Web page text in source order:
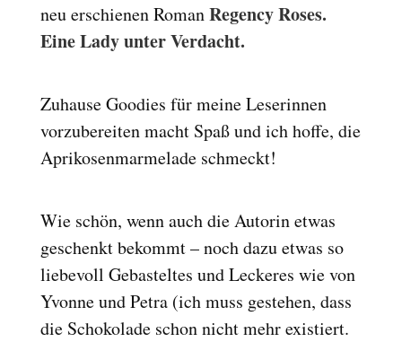
neu erschienen RomanRegency Roses.
Eine Lady unter Verdacht.
Zuhause Goodies für meine Leserinnen
vorzubereiten macht Spaß und ich hoffe, die
Aprikosenmarmelade schmeckt!
Wie schön, wenn auch die Autorin etwas
geschenkt bekommt – noch dazu etwas so
liebevoll Gebasteltes und Leckeres wie von
Yvonne und Petra (ich muss gestehen, dass
die Schokolade schon nicht mehr existiert.